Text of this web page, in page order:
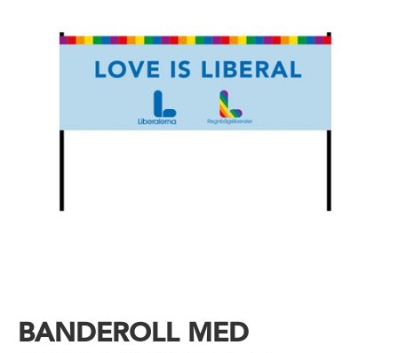
BANDEROLL MED